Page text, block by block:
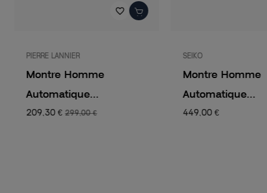
favorite_border
PIERRE LANNIER
Montre Homme
Automatique...
209,30 € 299,00 €
SEIKO
Montre Homme
Automatique...
449,00 €